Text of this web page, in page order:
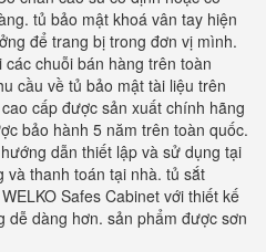
tủ bảo mật khoá vân tay hiện
để trang bị trong đơn vị mình.
chuỗi bán hàng trên toàn
cầu về tủ bảo mật tài liệu trên
cấp được sản xuất chính hãng
bảo hành 5 năm trên toàn quốc.
dẫn thiết lập và sử dụng tại
và thanh toán tại nhà. tủ sắt
Safes Cabinet với thiết kế
dễ dàng hơn. sản phẩm được sơn